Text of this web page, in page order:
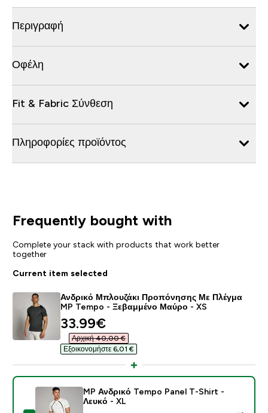
Περιγραφή
Οφέλη
Fit & Fabric Σύνθεση
Πληροφορίες προϊόντος
Frequently bought with
Complete your stack with products that work better
together
Current item selected
Ανδρικό Μπλουζάκι Προπόνησης Με Πλέγμα
MP Tempo - Ξεβαμμένο Μαύρο - XS
discounted price
33.99€‎
Αρχική 40,00 €‎
Εξοικονομήστε 6,01 €‎
MP Ανδρικό Tempo Panel T-Shirt -
Λευκό - XL